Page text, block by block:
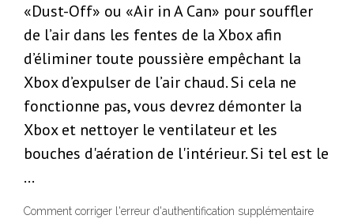
«Dust-Off» ou «Air in A Can» pour souffler
de l’air dans les fentes de la Xbox afin
d’éliminer toute poussière empêchant la
Xbox d’expulser de l’air chaud. Si cela ne
fonctionne pas, vous devrez démonter la
Xbox et nettoyer le ventilateur et les
bouches d'aération de l'intérieur. Si tel est le
…
Comment corriger l'erreur d'authentification supplémentaire